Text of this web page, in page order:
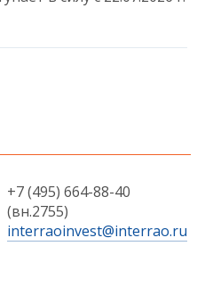
+7 (495) 664-88-40
(вн.2755)
interraoinvest@interrao.ru